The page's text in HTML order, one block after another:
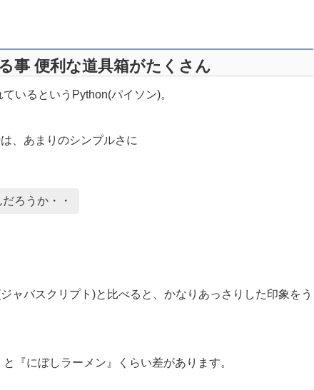
事 便利な道具箱がたくさん
いるというPython(パイソン)。
、あまりのシンプルさに
ろうか・・
ャバスクリプト)と比べると、かなりあっさりした印象をう
『にぼしラーメン』くらい差があります。